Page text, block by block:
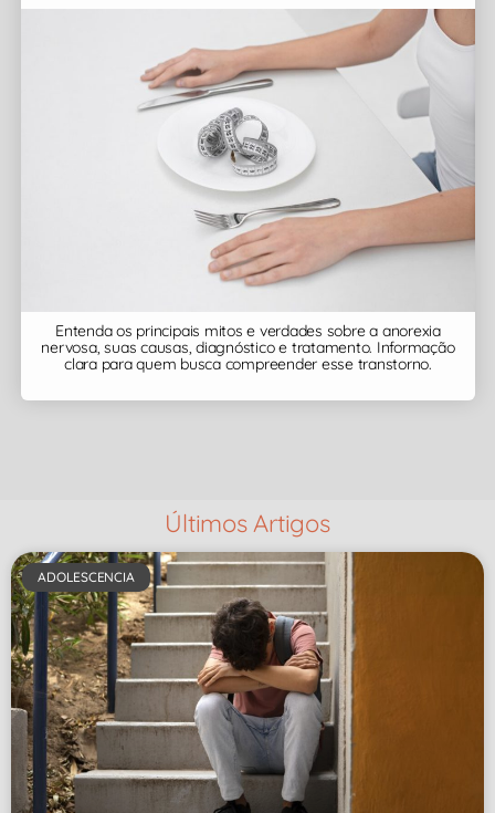
Entenda os principais mitos e verdades sobre a anorexia
nervosa, suas causas, diagnóstico e tratamento. Informação
clara para quem busca compreender esse transtorno.
Últimos Artigos
ADOLESCENCIA